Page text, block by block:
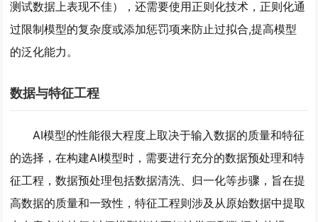
测试数据上表现不佳），还需要使用正则化技术，正则化通
过限制模型的复杂度或添加惩罚项来防止过拟合,提高模型
的泛化能力。
数据与特征工程
AI模型的性能很大程度上取决于输入数据的质量和特征
的选择，在构建AI模型时，需要进行充分的数据预处理和特
征工程，数据预处理包括数据清洗、归一化等步骤，旨在提
高数据的质量和一致性，特征工程则涉及从原始数据中提取